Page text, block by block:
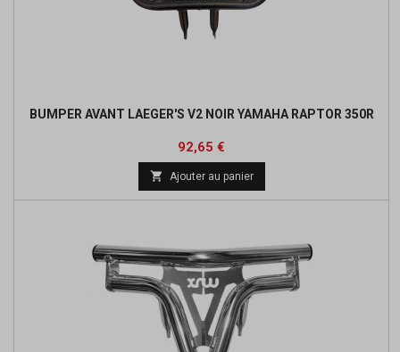
BUMPER AVANT LAEGER'S V2 NOIR YAMAHA RAPTOR 350R
Prix
92,65 €
base
 Ajouter au panier